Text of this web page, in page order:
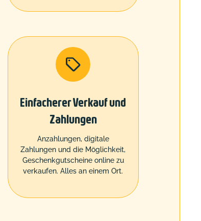

Einfacherer Verkauf und
Zahlungen
Anzahlungen, digitale
Zahlungen und die Möglichkeit,
Geschenkgutscheine online zu
verkaufen. Alles an einem Ort.